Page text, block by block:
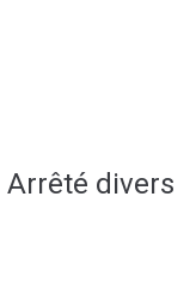
Arrêté divers